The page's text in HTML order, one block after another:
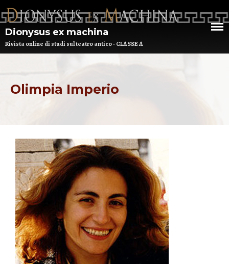
BIBLIOTECA DI DEM
ARCHIVIO
Dionysus ex machina
Rivista online di studi sul teatro antico - CLASSE A
Olimpia Imperio